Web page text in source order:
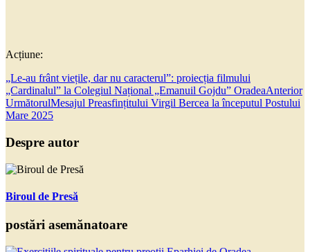
Acțiune:
„Le-au frânt viețile, dar nu caracterul”: proiecția filmului
„Cardinalul” la Colegiul Național „Emanuil Gojdu” OradeaAnterior
UrmătorulMesajul Preasfințitului Virgil Bercea la începutul Postului
Mare 2025
Despre autor
Biroul de Presă
postări asemănatoare